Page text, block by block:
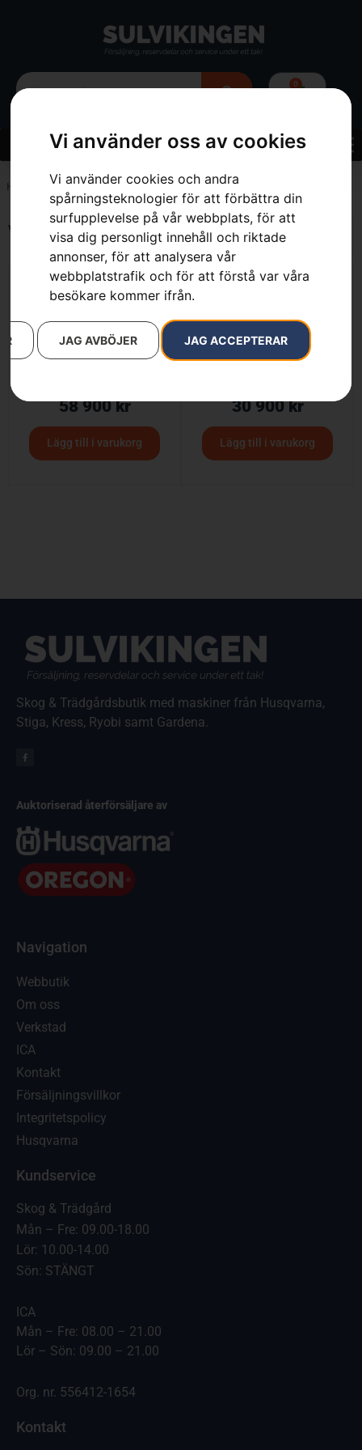
Vi använder oss av cookies
Vi använder cookies och andra
spårningsteknologier för att förbättra din
surfupplevelse på vår webbplats, för att
visa dig personligt innehåll och riktade
annonser, för att analysera vår
webbplatstrafik och för att förstå var våra
besökare kommer ifrån.
JAG ACCEPTERAR
JAG AVBÖJER
0
Hem 140 cm
Visar alla 2 resultat
58 900kr
Lägg till i varukorg
30 900kr
Lägg till i varukorg
Skog & Trädgårdsbutik med maskiner från Husqvarna,
Stiga, Kress, Ryobi samt Gardena.
Auktoriserad återförsäljare av
Navigation
Webbutik
Om oss
Verkstad
ICA
Kontakt
Försäljningsvillkor
Integritetspolicy
Husqvarna
Kundservice
Skog & Trädgård
Mån – Fre: 09.00-18.00
Lör: 10.00-14.00
Sön: STÄNGT
ICA
Mån – Fre: 08.00 – 21.00
Lör – Sön: 09.00 – 21.00
Org. nr. 556412-1654
Kontakt